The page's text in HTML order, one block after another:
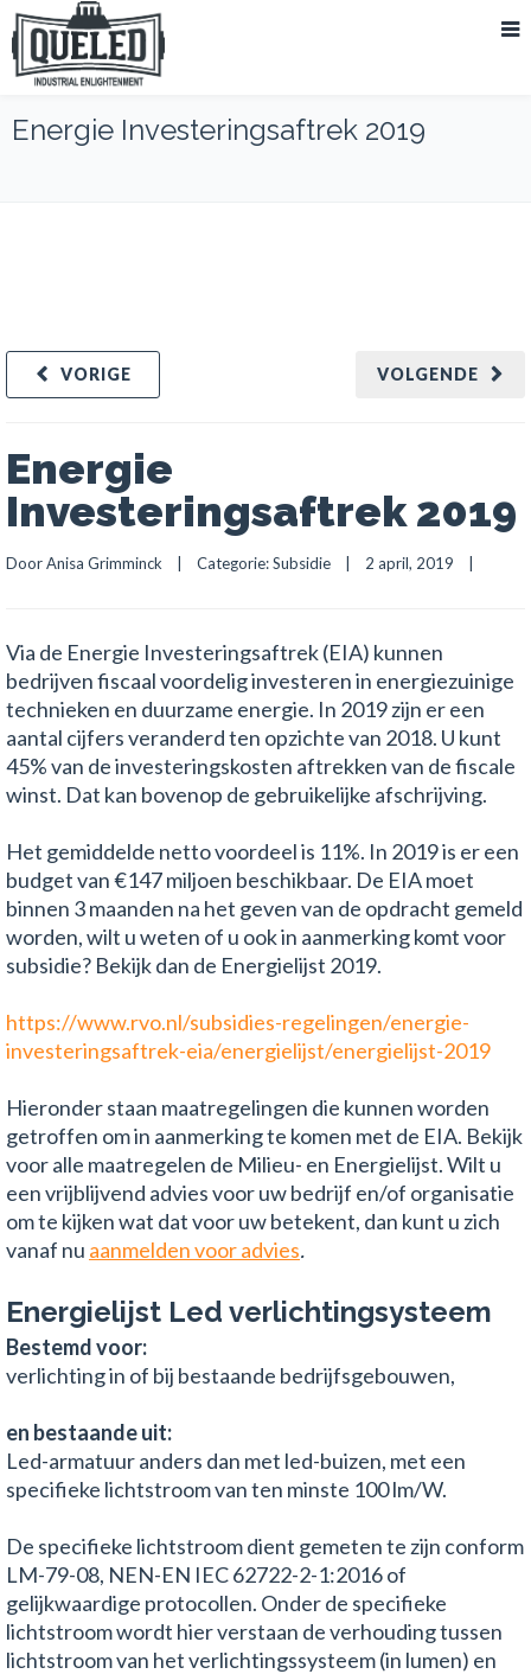
Energie Investeringsaftrek 2019
VOLGENDE
VORIGE
Energie
Investeringsaftrek 2019
Door Anisa Grimminck
    |    Categorie:
Subsidie
    |    2 april, 2019    |
Via de Energie Investeringsaftrek (EIA) kunnen
bedrijven fiscaal voordelig investeren in energiezuinige
technieken en duurzame energie. In 2019 zijn er een
aantal cijfers veranderd ten opzichte van 2018. U kunt
45% van de investeringskosten aftrekken van de fiscale
winst. Dat kan bovenop de gebruikelijke afschrijving.
Het gemiddelde netto voordeel is 11%. In 2019 is er een
budget van €147 miljoen beschikbaar. De EIA moet
binnen 3 maanden na het geven van de opdracht gemeld
worden, wilt u weten of u ook in aanmerking komt voor
subsidie? Bekijk dan de Energielijst 2019.
https://www.rvo.nl/subsidies-regelingen/energie-
investeringsaftrek-eia/energielijst/energielijst-2019
Hieronder staan maatregelingen die kunnen worden
getroffen om in aanmerking te komen met de EIA. Bekijk
voor alle maatregelen de Milieu- en Energielijst. Wilt u
een vrijblijvend advies voor uw bedrijf en/of organisatie
om te kijken wat dat voor uw betekent, dan kunt u zich
vanaf nu aanmelden voor advies.
Energielijst Led verlichtingsysteem
Bestemd voor:
verlichting in of bij bestaande bedrijfsgebouwen,
en bestaande uit:
Led-armatuur anders dan met led-buizen, met een
specifieke lichtstroom van ten minste 100 lm/W.
De specifieke lichtstroom dient gemeten te zijn conform
LM-79-08, NEN-EN IEC 62722-2-1:2016 of
gelijkwaardige protocollen. Onder de specifieke
lichtstroom wordt hier verstaan de verhouding tussen
lichtstroom van het verlichtingssysteem (in lumen) en